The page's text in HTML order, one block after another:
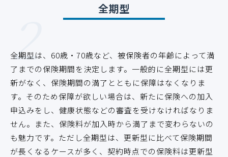
2 全期型
全期型は、60歳・70歳など、被保険者の年齢によって満
了までの保険期間を決定します。一般的に全期型には更
新がなく、保険期間の満了とともに保障はなくなりま
す。そのため保障が欲しい場合は、新たに保険への加入
申込みをし、健康状態などの審査を受けなければなりま
せん。また、保険料が加入時から満了まで変わらないの
も魅力です。ただし全期型は、更新型に比べて保険期間
が長くなるケースが多く、契約時点での保険料は更新型